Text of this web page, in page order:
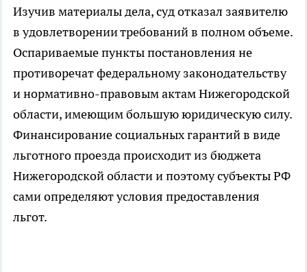
Изучив материалы дела, суд отказал заявителю
в удовлетворении требований в полном объеме.
Оспариваемые пункты постановления не
противоречат федеральному законодательству
и нормативно-правовым актам Нижегородской
области, имеющим большую юридическую силу.
Финансирование социальных гарантий в виде
льготного проезда происходит из бюджета
Нижегородской области и поэтому субъекты РФ
сами определяют условия предоставления
льгот.